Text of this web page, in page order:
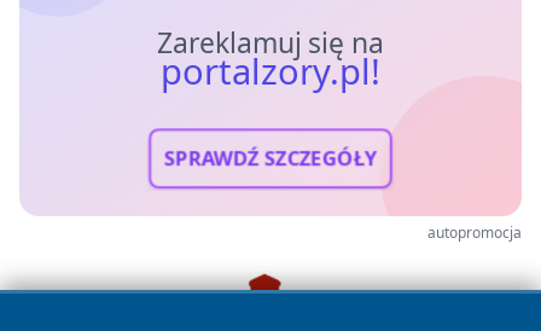
Zareklamuj się na
portalzory.pl!
SPRAWDŹ SZCZEGÓŁY
autopromocja